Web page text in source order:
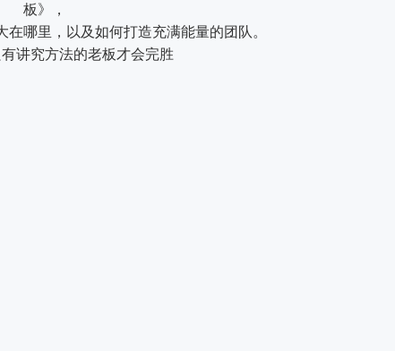
板》，
哪里，以及如何打造充满能量的团队。
讲究方法的老板才会完胜